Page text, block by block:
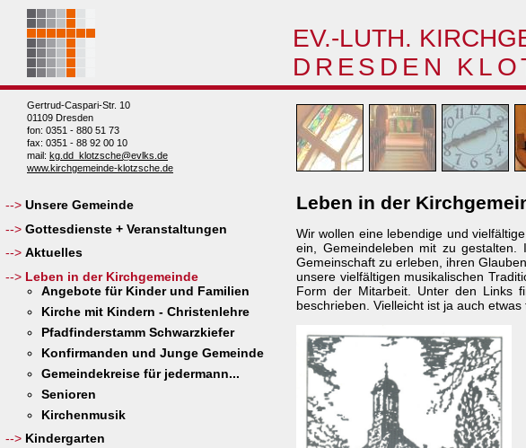
EV.-LUTH.
DRESDEN
Gertrud-Caspari-Str. 10
01109 Dresden
fon: 0351 - 880 51 73
fax: 0351 - 88 92 00 10
mail: kg.dd_klotzsche@evlks.de
www.kirchgemeinde-klotzsche.de
Unsere Gemeinde
Gottesdienste + Veranstaltungen
Aktuelles
Leben in der Kirchgemeinde
Angebote für Kinder und Familien
Kirche mit Kindern - Christenlehre
Pfadfinderstamm Schwarzkiefer
Konfirmanden und Junge Gemeinde
Gemeindekreise für jedermann...
Senioren
Kirchenmusik
Kindergarten
Leben in der
Wir wollen eine lebendige und
ein, Gemeindeleben mit zu
Gemeinschaft zu erleben, ihren
unsere vielfältigen musikalischen
Form der Mitarbeit. Unter den Links
beschrieben. Vielleicht ist ja auch etwas